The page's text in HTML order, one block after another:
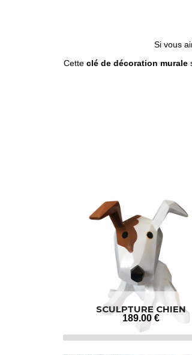
Si vous
Cette clé de décoration murale
SCULPTURE CHIEN
189.00 €